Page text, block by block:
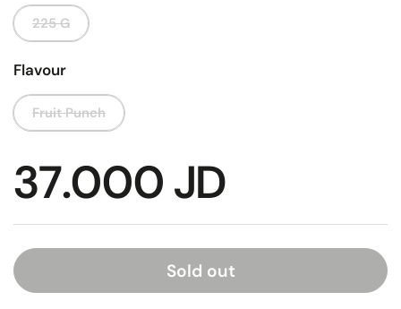
225 G
Flavour
Fruit Punch
37.000 JD
Sold out